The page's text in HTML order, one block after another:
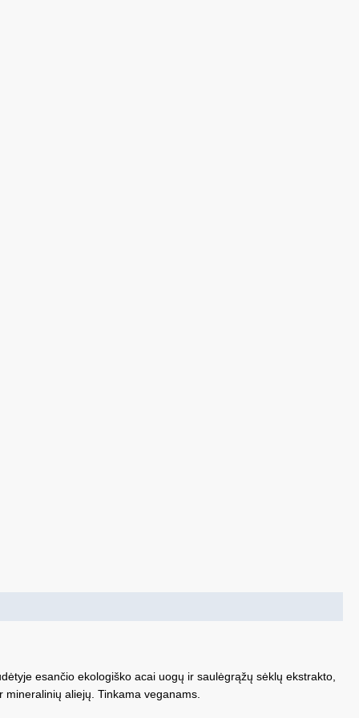
esančio ekologiško acai uogų ir saulėgrąžų sėklų ekstrakto,
aliejų. Tinkama veganams.